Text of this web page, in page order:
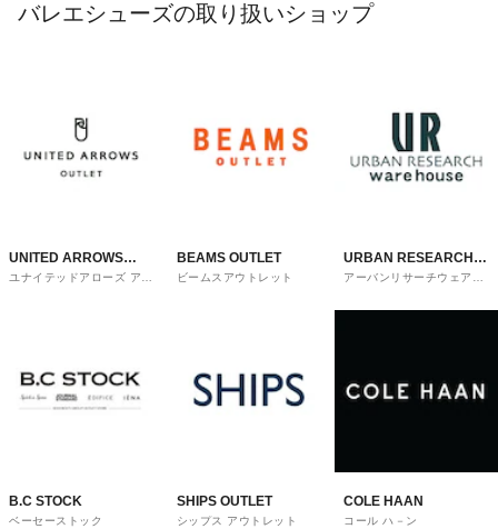
バレエシューズの取り扱いショップ
UNITED ARROWS
OUTLET
ユナイテッドアローズ アウ
BEAMS OUTLET
ビームスアウトレット
URBAN RESEARCH
ware house
アーバンリサーチウェアハ
B.C STOCK
ベーセーストック
SHIPS OUTLET
シップス アウトレット
COLE HAAN
コール ハ－ン